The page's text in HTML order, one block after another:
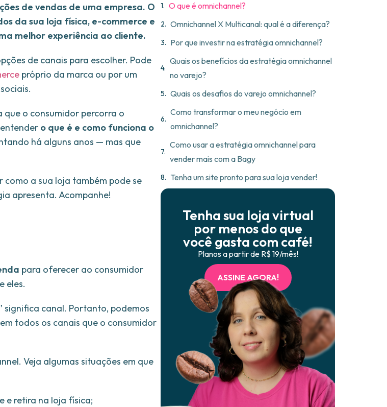
de vendas de uma empresa. O
da sua loja física, e-commerce e
melhor experiência ao cliente.
de canais para escolher. Pode
próprio da marca ou por um
que o consumidor percorra o
o que é e como funciona o
há alguns anos — mas que
como a sua loja também pode se
apresenta. Acompanhe!
para oferecer ao consumidor
eles.
significa canal. Portanto, podemos
todos os canais que o consumidor
Veja algumas situações em que
e retira na loja física;
O que é omnichannel?
Omnichannel X Multicanal: qual é a diferença?
Por que investir na estratégia omnichannel?
Quais os benefícios da estratégia omnichannel
no varejo?
Quais os desafios do varejo omnichannel?
Como transformar o meu negócio em
omnichannel?
Como usar a estratégia omnichannel para
vender mais com a Bagy
Tenha um site pronto para sua loja vender!
Tenha sua loja virtual
por menos do que
você gasta com café!
Planos a partir de R$ 19/mês!
ASSINE AGORA!